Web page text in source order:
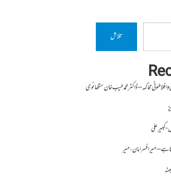
تلاش
محاکمہ – ڈاکٹر محمد طیب خان سنگھانوی
کبیر علی
ہے – میر افسر امان،میر